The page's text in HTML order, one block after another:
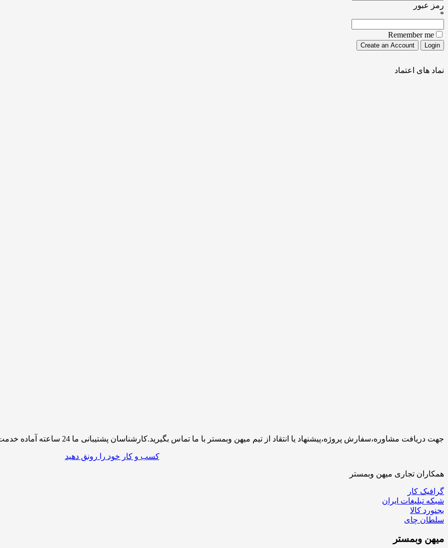
رمز عبور
*
Remember me
نماد های اعتماد
جهت دریافت مشاوره،سفارش پروژه،پیشنهاد یا انتقاد از تیم میهن وبمستر با ما تماس بگیرید.کارشناسان پشتیبانی ما 24 ساعته آماده خدمت رسانی به شما کاربران گرامی میباشند
کسب و کار خود را رونق دهید
همکاران تجاری میهن وبمستر
گرافیک کار
شبکه تبلیغات ایران
بجنورد کالا
سلطان چای
میهن وبمستر